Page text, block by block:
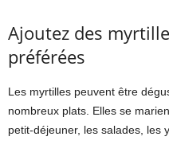
Ajoutez des
préférées
Les myrtilles peuvent être
nombreux plats. Elles se
petit-déjeuner, les salades, les